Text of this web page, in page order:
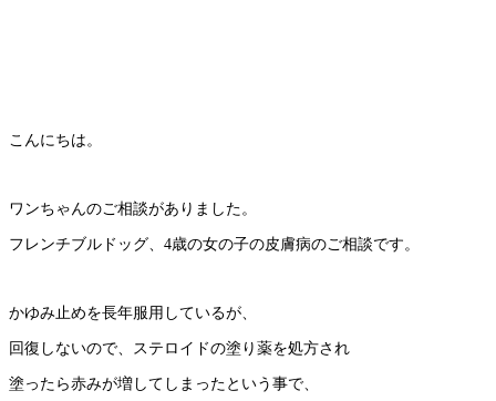
こんにちは。
ワンちゃんのご相談がありました。
フレンチブルドッグ、4歳の女の子の皮膚病のご相談です。
かゆみ止めを長年服用しているが、
回復しないので、ステロイドの塗り薬を処方され
塗ったら赤みが増してしまったという事で、